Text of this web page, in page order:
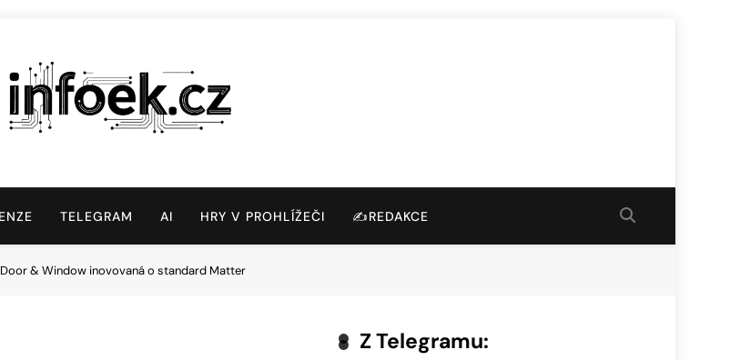
TELEGRAM AI HRY V PROHLÍŽEČI ✍️REDAKCE
Door & Window inovovaná o standard Matter
Z Telegramu: